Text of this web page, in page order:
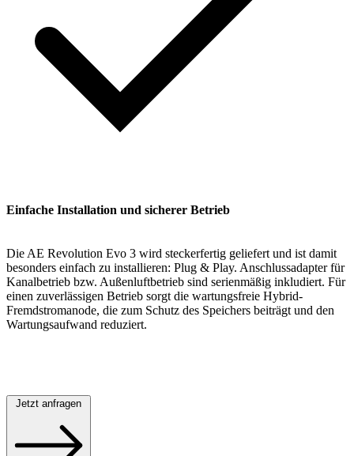
Einfache Installation und sicherer Betrieb
Die AE Revolution Evo 3 wird steckerfertig geliefert und ist damit
besonders einfach zu installieren: Plug & Play. Anschlussadapter für
Kanalbetrieb bzw. Außenluftbetrieb sind serienmäßig inkludiert. Für
einen zuverlässigen Betrieb sorgt die wartungsfreie Hybrid-
Fremdstromanode, die zum Schutz des Speichers beiträgt und den
Wartungsaufwand reduziert.
Jetzt anfragen